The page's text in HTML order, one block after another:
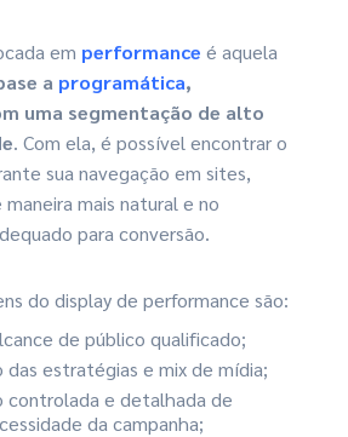
em performance é aquela
a programática,
uma segmentação de alto
. Com ela, é possível encontrar o
sua navegação em sites,
mais natural e no
para conversão.
do display de performance são:
de público qualificado;
das estratégias e mix de mídia;
controlada e detalhada de
da campanha;